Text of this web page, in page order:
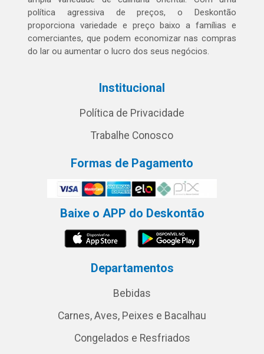
política agressiva de preços, o Deskontão
proporciona variedade e preço baixo a famílias e
comerciantes, que podem economizar nas compras
do lar ou aumentar o lucro dos seus negócios.
Institucional
Política de Privacidade
Trabalhe Conosco
Formas de Pagamento
Baixe o APP do Deskontão
Departamentos
Bebidas
Carnes, Aves, Peixes e Bacalhau
Congelados e Resfriados